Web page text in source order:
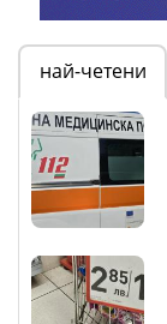
най-четени